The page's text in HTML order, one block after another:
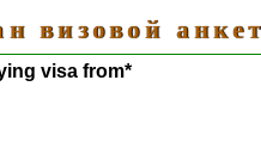
визовой
visa from*